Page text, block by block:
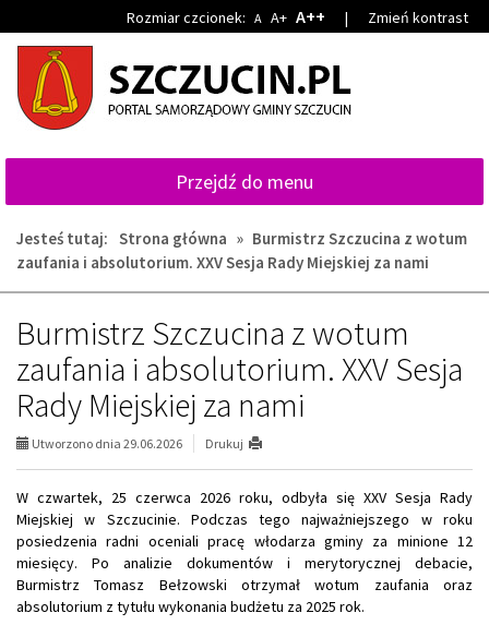
do
głównej
treści
do
wyszukiwarki
Rozmiar czcionek: A A+ A++ | Zmień kontrast
Przejdź do menu
Jesteś tutaj: Strona główna » Burmistrz Szczucina z wotum
zaufania i absolutorium. XXV Sesja Rady Miejskiej za nami
Burmistrz Szczucina z wotum
zaufania i absolutorium. XXV Sesja
Rady Miejskiej za nami
Utworzono dnia 29.06.2026 Drukuj
W czwartek, 25 czerwca 2026 roku, odbyła się XXV Sesja Rady
Miejskiej w Szczucinie. Podczas tego najważniejszego w roku
posiedzenia radni oceniali pracę włodarza gminy za minione 12
miesięcy. Po analizie dokumentów i merytorycznej debacie,
Burmistrz Tomasz Bełzowski otrzymał wotum zaufania oraz
absolutorium z tytułu wykonania budżetu za 2025 rok.